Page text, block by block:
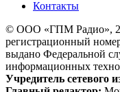
Контакты
© ООО «ГПМ Радио»,
регистрационный
выдано Федеральной
информационных
Учредитель сетевого